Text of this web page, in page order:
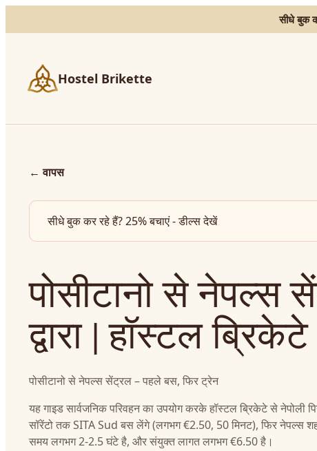
सीधे बुक
Hostel Brikette
←वापस
सीधे बुक कर रहे हैं? 25% बचाएं - डील्स देखें
पोसीटानो से
द्वारा | हॉस्टल ब्रिकेटे
पोसीटानो से नेपल्स सेंट्रल – पहले बस, फिर ट्रेन
यह गाइड सार्वजनिक परिवहन का उपयोग करके हॉस्टल ब्रिकेटे से नेपोली
सॉरेंटो तक SITA Sud बस लेंगे (लगभग €2.50, 50 मिनट), फिर नेपल्स
समय लगभग 2-2.5 घंटे है, और संयुक्त लागत लगभग €6.50 है।